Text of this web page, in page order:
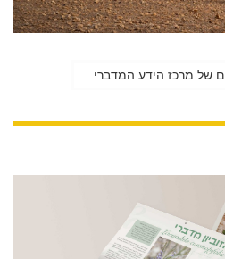
של מרכז הידע המדברי